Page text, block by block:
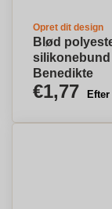
Opret dit design
Blød
Benedikte
€1,77